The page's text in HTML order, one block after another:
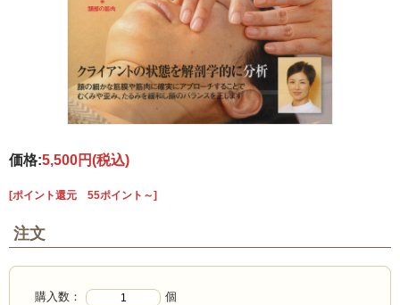
価格:5,500円(税込)
[ポイント還元 55ポイント～]
注文
購入数： 個